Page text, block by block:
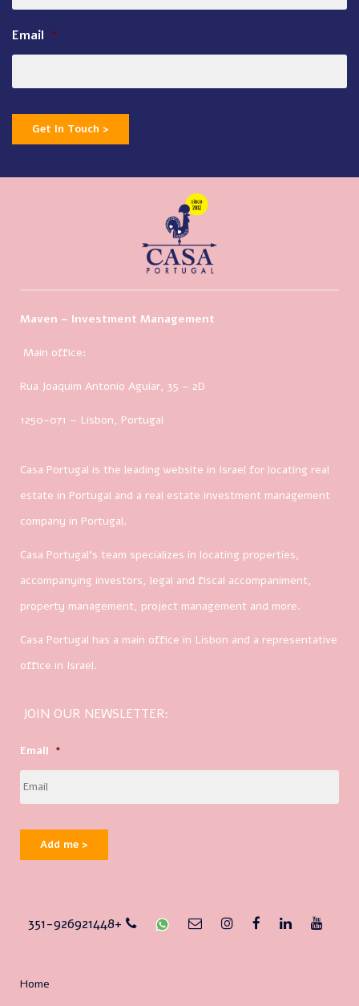
Email *
Get In Touch >
Maven – Investment Management
Main office:
Rua Joaquim Antonio Aguiar, 35 – 2D
1250-071 – Lisbon, Portugal
Casa Portugal is the leading website in Israel for locating real
estate in Portugal and a real estate investment management
company in Portugal.
Casa Portugal’s team specializes in locating properties,
accompanying investors, legal and fiscal accompaniment,
property management, project management and more.
Casa Portugal has a main office in Lisbon and a representative
office in Israel.
JOIN OUR NEWSLETTER:
Email *
Add me >
351-926921448+
Home